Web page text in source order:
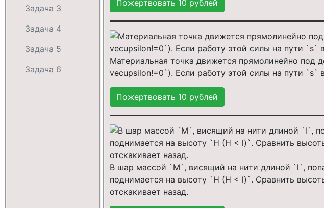
Материальная точка движется прямолинейно
vecupsilon!=0`). Если работу этой силы на пути `s`
В шар массой `M`, висящий на нити длиной `l`,
поднимается на высоту `H (H < l)`. Сравнить
отскакивает назад.
Задача 3
Задача 4
Задача 5
Задача 6